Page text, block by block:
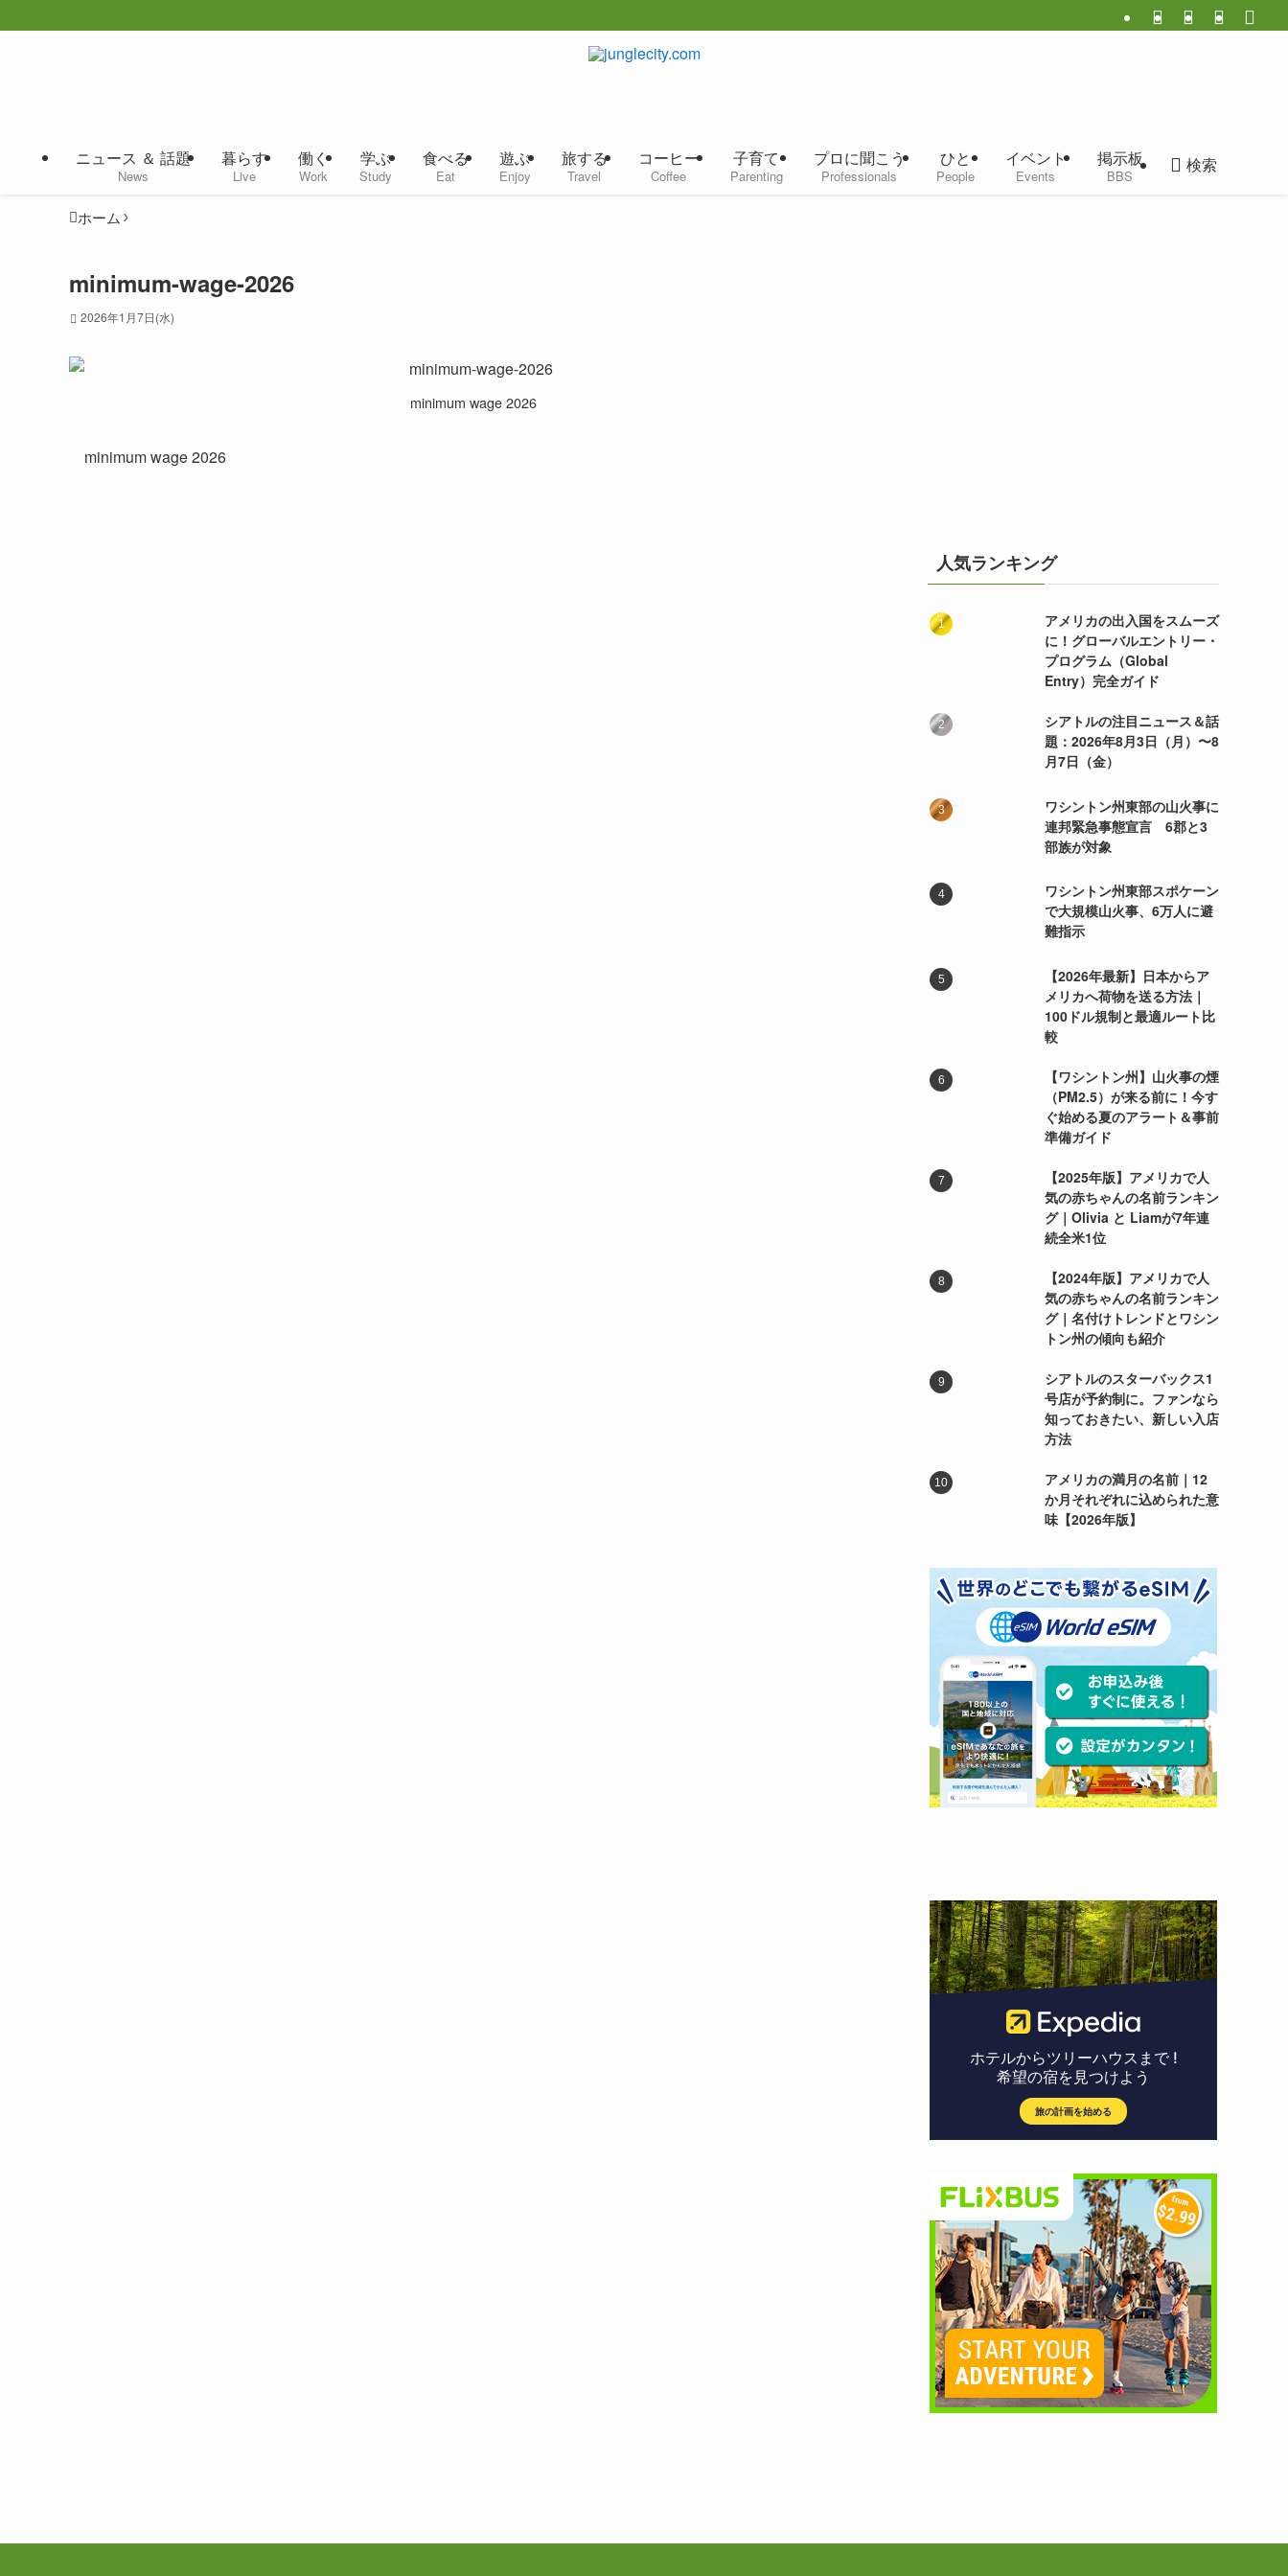
ニュース ＆ 話題
News
暮らす
Live
働く
Work
学ぶ
Study
食べる
Eat
遊ぶ
Enjoy
旅する
Travel
コーヒー
Coffee
子育て
Parenting
プロに聞こう
Professionals
ひと
People
イベント
Events
掲示板
BBS
検索
ホーム
minimum-wage-2026
2026年1月7日(水)
minimum wage 2026
minimum wage 2026
人気ランキング
アメリカの出入国をスムーズ
に！グローバルエントリー・
プログラム（Global
Entry）完全ガイド
シアトルの注目ニュース＆話
題：2026年8月3日（月）〜8
月7日（金）
ワシントン州東部の山火事に
連邦緊急事態宣言 6郡と3
部族が対象
ワシントン州東部スポケーン
で大規模山火事、6万人に避
難指示
【2026年最新】日本からア
メリカへ荷物を送る方法｜
100ドル規制と最適ルート比
較
【ワシントン州】山火事の煙
（PM2.5）が来る前に！今す
ぐ始める夏のアラート＆事前
準備ガイド
【2025年版】アメリカで人
気の赤ちゃんの名前ランキン
グ｜Olivia と Liamが7年連
続全米1位
【2024年版】アメリカで人
気の赤ちゃんの名前ランキン
グ｜名付けトレンドとワシン
トン州の傾向も紹介
シアトルのスターバックス1
号店が予約制に。ファンなら
知っておきたい、新しい入店
方法
アメリカの満月の名前｜12
か月それぞれに込められた意
味【2026年版】